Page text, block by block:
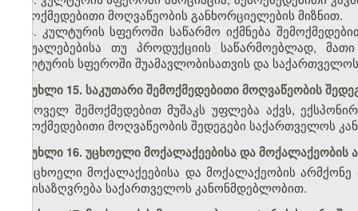
შემოქმედებითი მოღვაწეობის განხორციელების მიზნით.
4. კულტურის სფეროში საწარმო იქმნება
საშუალებებისა თუ პროდუქციის საწარმოებლად,
კულტურის სფეროში შუამავლობისათვის და
მუხლი 15. საკუთარი შემოქმედებითი მოღვაწეობის
ყოველ შემოქმედებით მუშაკს უფლება აქვს,
შემოქმედებითი მოღვაწეობის შედეგები საქართველოს
მუხლი 16. უცხოელი მოქალაქეებისა და
უცხოელი მოქალაქეებისა და მოქალაქეობის
განისაზღვრება საქართველოს კანონმდებლობით.